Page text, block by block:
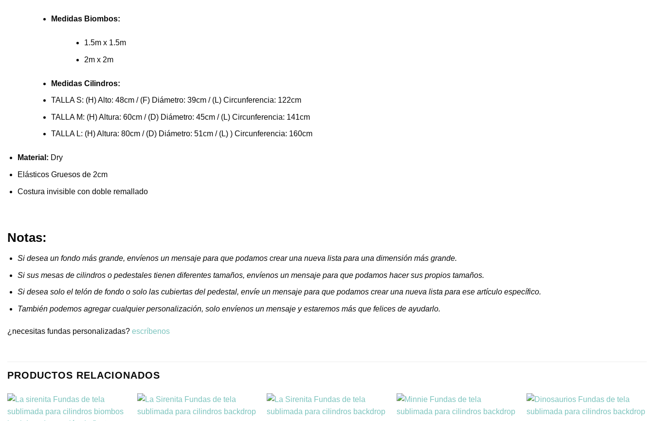
Medidas Biombos:
1.5m x 1.5m
2m x 2m
Medidas Cilindros:
TALLA S: (H) Alto: 48cm / (F) Diámetro: 39cm / (L) Circunferencia: 122cm
TALLA M: (H) Altura: 60cm / (D) Diámetro: 45cm / (L) Circunferencia: 141cm
TALLA L: (H) Altura: 80cm / (D) Diámetro: 51cm / (L) ) Circunferencia: 160cm
Material: Dry
Elásticos Gruesos de 2cm
Costura invisible con doble remallado
Notas:
Si desea un fondo más grande, envíenos un mensaje para que podamos crear una nueva lista para una dimensión más grande.
Si sus mesas de cilindros o pedestales tienen diferentes tamaños, envíenos un mensaje para que podamos hacer sus propios tamaños.
Si desea solo el telón de fondo o solo las cubiertas del pedestal, envíe un mensaje para que podamos crear una nueva lista para ese artículo específico.
También podemos agregar cualquier personalización, solo envíenos un mensaje y estaremos más que felices de ayudarlo.
¿necesitas fundas personalizadas? escríbenos
PRODUCTOS RELACIONADOS